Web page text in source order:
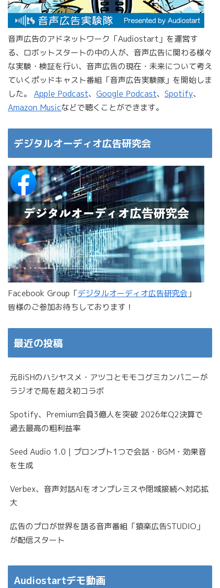
音声広告のアドネットワーク「Audiostart」を運営す
る、ロボットスタートの中の人が、音声広告に関わる様々
な実験・検証を行い、音声広告の現在・未来について考え
ていくポッドキャスト番組「音声広告実験隊」を開始しま
した。 Apple Podcast、 Google Podcast、 Spotify、
Amazon Musicなどで聴くことができます。
デジタルオーディオ広告研究会
Facebook Group「デジタルオーディオ広告研究会 」
皆様のご参加お待ちしております！
最近の投稿
元BiSHのハシヤスメ・アツコとモモコグミカンパニーが
ラジオで局を超え初コラボ
Spotify、Premium会員3億人を突破 2026年Q2決算で
過去最高の粗利益率
Seed Audio 1.0｜プロンプト1つで会話・BGM・効果音
を生成
Verbex、音声対話AIをオンプレミスや閉域接続へ対応拡
大
広告のプロが世界を語る音声番組「猿楽広告STUDIO」
が配信スタート
Audiostartデモ動画